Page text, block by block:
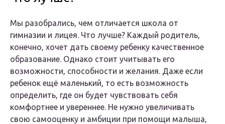
Мы разобрались, чем отличается школа от
гимназии и лицея. Что лучше? Каждый родитель,
конечно, хочет дать своему ребенку качественное
образование. Однако стоит учитывать его
возможности, способности и желания. Даже если
ребенок ещё маленький, то есть возможность
определить, где он будет чувствовать себя
комфортнее и увереннее. Не нужно увеличивать
свою самооценку и амбиции при помощи малыша,